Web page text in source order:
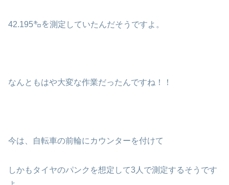
42.195㌔を測定していたんだそうですよ。
なんともはや大変な作業だったんですね！！
今は、自転車の前輪にカウンターを付けて
しかもタイヤのパンクを想定して3人で測定するそうです